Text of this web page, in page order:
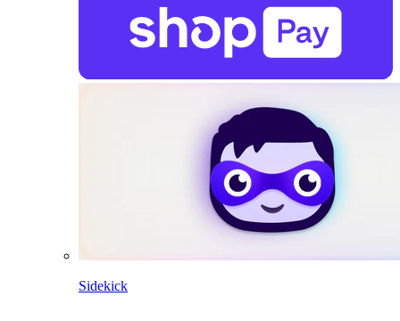
Sidekick